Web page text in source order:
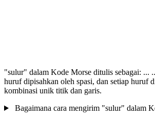
"sulur" dalam Kode Morse ditulis sebagai: ...
huruf dipisahkan oleh spasi, dan setiap huruf
kombinasi unik titik dan garis.
Bagaimana cara mengirim "sulur" dalam